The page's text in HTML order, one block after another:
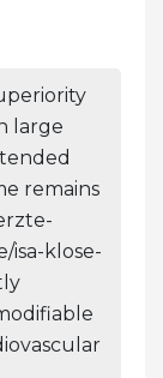
large
remains
isa-klose-